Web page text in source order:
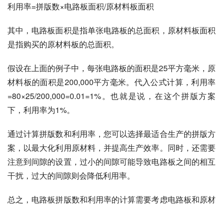
利用率=拼版数×电路板面积/原材料板面积
其中，电路板面积是指单张电路板的总面积，原材料板面积
是指购买的原材料板的总面积。
假设在上面的例子中，每张电路板的面积是25平方毫米，原
材料板的面积是200,000平方毫米。代入公式计算，利用率
=80×25/200,000=0.01=1%。也就是说，在这个拼版方案
下，利用率为1%。
通过计算拼版数和利用率，您可以选择最适合生产的拼版方
案，以最大化利用原材料，并提高生产效率。同时，还需要
注意到间隙的设置，过小的间隙可能导致电路板之间的相互
干扰，过大的间隙则会降低利用率。
总之，电路板拼版数和利用率的计算需要考虑电路板和原材